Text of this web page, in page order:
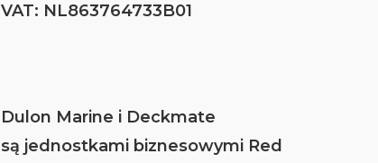
VAT: NL863764733B01
Dulon Marine i Deckmate
są jednostkami biznesowymi Red